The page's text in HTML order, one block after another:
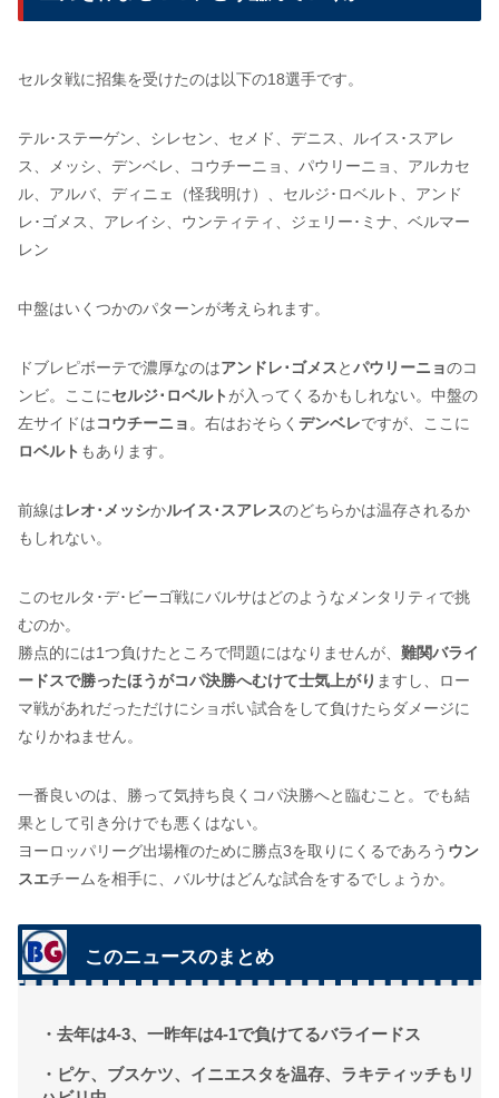
セルタ戦に招集を受けたのは以下の18選手です。
テル･ステーゲン、シレセン、セメド、デニス、ルイス･スアレ
ス、メッシ、デンベレ、コウチーニョ、パウリーニョ、アルカセ
ル、アルバ、ディニェ（怪我明け）、セルジ･ロベルト、アンド
レ･ゴメス、アレイシ、ウンティティ、ジェリー･ミナ、ベルマー
レン
中盤はいくつかのパターンが考えられます。
ドブレピボーテで濃厚なのはアンドレ･ゴメスとパウリーニョのコ
ンビ。ここにセルジ･ロベルト が入ってくるかもしれない。中盤の
左サイドはコウチーニョ。右はおそらく デンベレですが、ここに
ロベルト もあります。
前線はレオ･メッシかルイス･スアレスのどちらかは温存されるか
もしれない。
このセルタ･デ･ビーゴ戦にバルサはどのようなメンタリティで挑
むのか。
勝点的には1つ負けたところで問題にはなりませんが、 難関バライ
ードスで勝ったほうがコパ決勝へむけて士気上がり ますし、ロー
マ戦があれだっただけにショボい試合をして負けたらダメージに
なりかねません。
一番良いのは、勝って気持ち良くコパ決勝へと臨むこと。でも結
果として引き分けでも悪くはない。
ヨーロッパリーグ出場権のために勝点3を取りにくるであろう ウン
スエチームを相手に、バルサはどんな試合をするでしょうか。
このニュースのまとめ
・去年は4-3、一昨年は4-1で負けてるバライードス
・ピケ、ブスケツ、イニエスタを温存、ラキティッチもリ